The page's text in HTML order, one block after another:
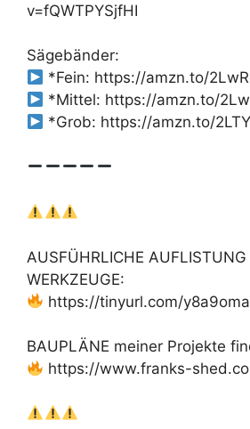
v=fQWTPYSjfHI
Sägebänder:
*Fein: https://amzn.to/
*Mittel: https://amzn.to/
*Grob: https://amzn.to/
AUSFÜHRLICHE AUFLISTUNG
WERKZEUGE:
https://tinyurl.com/
BAUPLÄNE meiner Projekte
https://www.franks-